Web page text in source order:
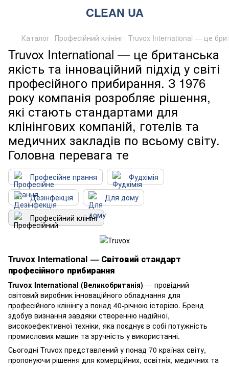
CLEAN UA
Каталог Професійний клінінг Truvox International — це
Truvox International — це британська
якість та інноваційний підхід у світі
професійного прибирання. З 1976
року компанія розробляє рішення,
які стають стандартами для
клінінгових компаній, готелів та
медичних закладів по всьому світу.
Головна перевага те
Професійне прання
Фудхімія
Дезінфекція
Для дому
Професійний клінінг
Truvox International — Світовий стандарт
професійного прибирання
Truvox International (Великобританія) — провідний
світовий виробник інноваційного обладнання для
професійного клінінгу з понад 40-річною історією. Бренд
здобув визнання завдяки створенню надійної,
високоефективної техніки, яка поєднує в собі потужність
промислових машин та зручність у використанні.
Сьогодні Truvox представлений у понад 70 країнах світу,
пропонуючи рішення для комерційних, освітніх, медичних та